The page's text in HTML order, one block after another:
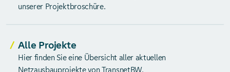
unserer Projektbroschüre.
Alle Projekte
Hier finden Sie eine Übersicht aller aktuellen
Netzausbauprojekte von TransnetBW.